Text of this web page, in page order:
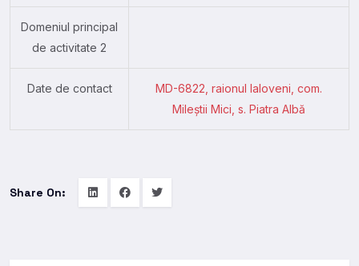
Domeniul principal
de activitate 2
Date de contact
MD-6822, raionul Ialoveni, com.
Mileștii Mici, s. Piatra Albă
Share On: